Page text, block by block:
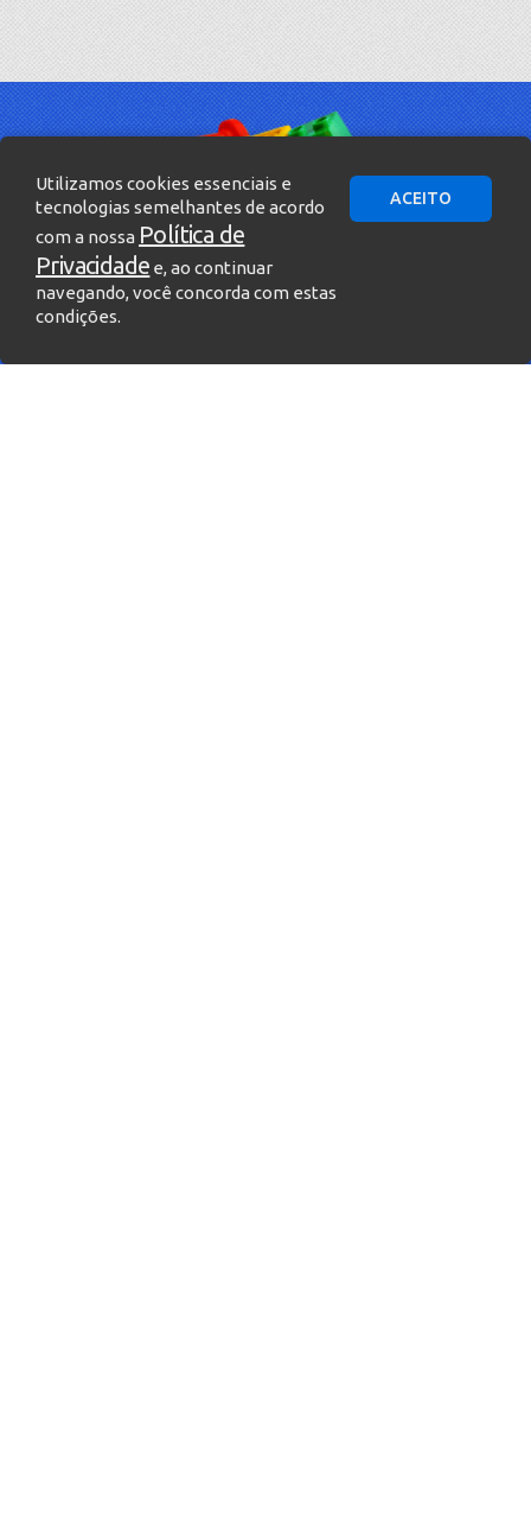
Utilizamos cookies essenciais e
tecnologias semelhantes de acordo
com a nossa Política de
Privacidade e, ao continuar
navegando, você concorda com estas
condições.
ACEITO